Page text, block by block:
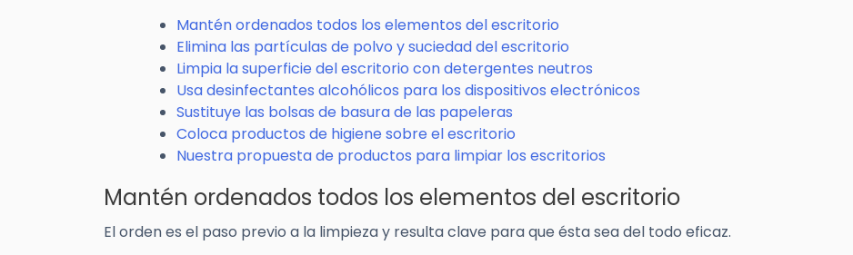
Mantén ordenados todos los elementos del escritorio
Elimina las partículas de polvo y suciedad del escritorio
Limpia la superficie del escritorio con detergentes neutros
Usa desinfectantes alcohólicos para los dispositivos electrónicos
Sustituye las bolsas de basura de las papeleras
Coloca productos de higiene sobre el escritorio
Nuestra propuesta de productos para limpiar los escritorios
Mantén ordenados todos los elementos del escritorio
El orden es el paso previo a la limpieza y resulta clave para que ésta sea del todo eficaz.